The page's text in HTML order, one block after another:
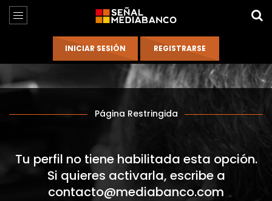
Página Restringida
Tu perfil no tiene habilitada esta opción.
Si quieres activarla, escribe a
contacto@mediabanco.com